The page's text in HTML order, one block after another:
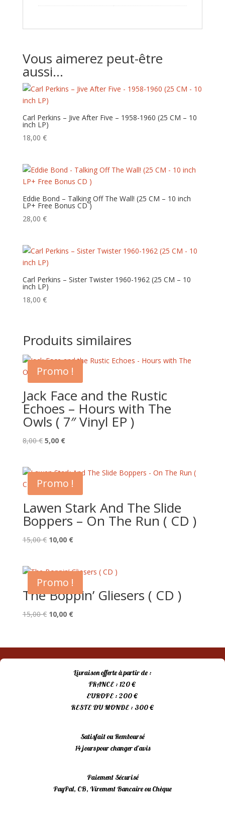
Vous aimerez peut-être
aussi…
Carl Perkins ‎– Jive After Five – 1958-1960 (25 CM – 10
inch LP)
18,00 €
Eddie Bond – Talking Off The Wall! (25 CM – 10 inch
LP+ Free Bonus CD )
28,00 €
Carl Perkins ‎– Sister Twister 1960-1962 (25 CM – 10
inch LP)
18,00 €
Produits similaires
Promo !
Jack Face and the Rustic
Echoes – Hours with The
Owls ( 7″ Vinyl EP )
8,00€ Le
était :
8,00 €.
5,00 €Le
est :
5,00 €.
Promo !
Lawen Stark And The Slide
Boppers – On The Run ( CD )
15,00€ Le
était :
15,00 €.
10,00 €Le
est :
10,00 €.
Promo !
The Boppin’ Gliesers ( CD )
15,00€ Le
était :
15,00 €.
10,00 €Le
est :
10,00 €.
Livraison offerte à partir de :
FRANCE : 120 €
EUROPE : 200 €
RESTE DU MONDE : 300 €
Satisfait ou Remboursé
14 jours pour changer d’avis
Paiement Sécurisé
PayPal, CB, Virement Bancaire ou Chèque